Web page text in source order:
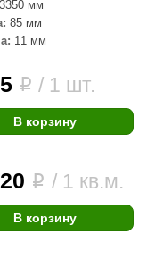
3350 мм
85 мм
11 мм
i / 1 шт.
В корзину
i / 1 кв.м.
В корзину